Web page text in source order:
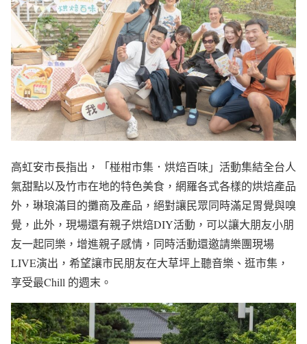
高虹安市長指出，「椪柑市集．烘焙百味」活動集結全台人
氣甜點以及竹市在地的特色美食，網羅各式各樣的烘焙產品
外，琳琅滿目的攤商及產品，絕對讓民眾同時滿足胃覺與嗅
覺，此外，現場還有親子烘焙DIY活動，可以讓大朋友小朋
友一起同樂，增進親子感情，同時活動還邀請樂團現場
LIVE演出，希望讓市民朋友在大草坪上聽音樂、逛市集，
享受最Chill 的週末。